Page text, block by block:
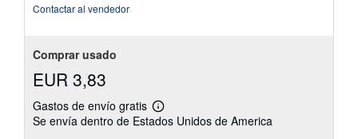
Contactar al vendedor
Comprar usado
EUR 3,83
Gastos de envío gratis
Más
información
Se envía dentro de Estados Unidos de America